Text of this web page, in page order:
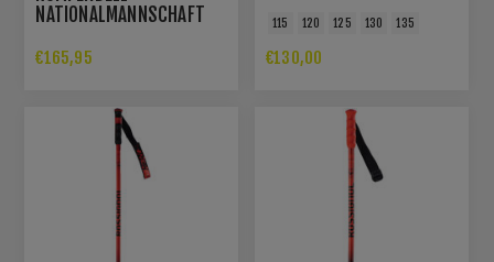
NATIONALMANNSCHAFT
€165,95
115 120 125 130 135
€130,00